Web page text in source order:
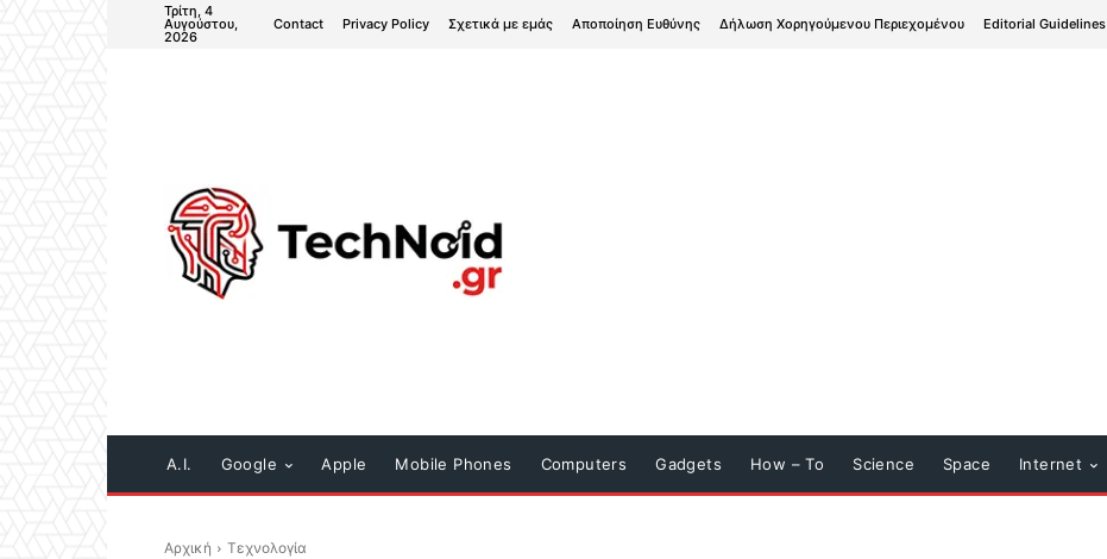
Τρίτη, 4
Αυγούστου,
2026
Contact Privacy Policy Σχετικά με εμάς Αποποίηση Ευθύνης Δήλωση Χορηγούμενου Περιεχομένου Editorial Guidelines
A.I. Google Apple Mobile Phones Computers Gadgets How – To Science Space Internet
Αρχική Τεχνολογία